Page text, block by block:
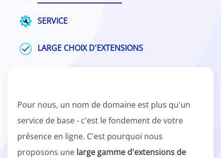
SERVICE
LARGE CHOIX D'EXTENSIONS
Pour nous, un nom de domaine est plus qu'un
service de base - c'est le fondement de votre
présence en ligne. C'est pourquoi nous
proposons une large gamme d'extensions de